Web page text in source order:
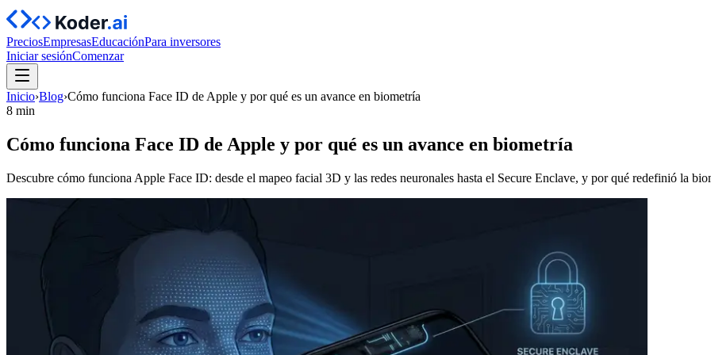
PreciosEmpresasEducaciónPara inversores
Iniciar sesiónComenzar
Inicio›Blog›Cómo funciona Face ID de Apple y por qué es un avance en biometría
8 min
Cómo funciona Face ID de Apple y por qué es un avance en biometría
Descubre cómo funciona Apple Face ID: desde el mapeo facial 3D y las redes neuronales hasta el Secure Enclave, y por qué redefinió la